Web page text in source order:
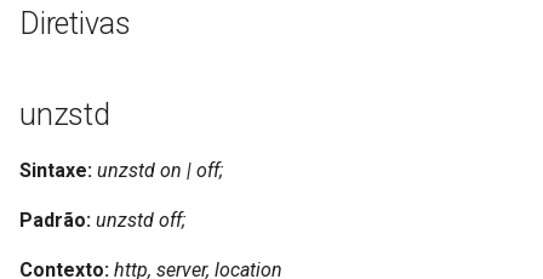
ftpclient
hoedown
Diretivas
unzstd
Sintaxe: unzstd on | off;
Padrão: unzstd off;
Contexto: http, server, location